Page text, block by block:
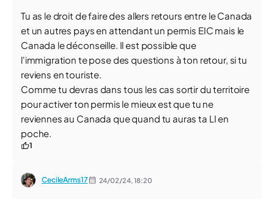
Tu as le droit de faire des allers retours entre le Canada
et un autres pays en attendant un permis EIC mais le
Canada le déconseille. Il est possible que
l'immigration te pose des questions à ton retour, si tu
reviens en touriste.
Comme tu devras dans tous les cas sortir du territoire
pour activer ton permis le mieux est que tu ne
reviennes au Canada que quand tu auras ta LI en
poche.
1
CecileArms17 24/02/24,18:20